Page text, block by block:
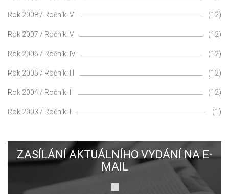
Rok 2008 / Ročník: VI (12)
Rok 2007 / Ročník: V (12)
Rok 2006 / Ročník: IV (12)
Rok 2005 / Ročník: III (12)
Rok 2004 / Ročník: II (12)
Rok 2003 / Ročník: I (1)
ZASÍLÁNÍ AKTUÁLNÍHO VYDÁNÍ NA E-
MAIL